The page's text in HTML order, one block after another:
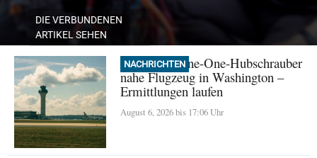
DIE VERBUNDENEN
ARTIKEL SEHEN
NACHRICHTEN
Trump: Marine-One-Hubschrauber
nahe Flugzeug in Washington –
Ermittlungen laufen
August 6, 2026 bis 17:06 Uhr